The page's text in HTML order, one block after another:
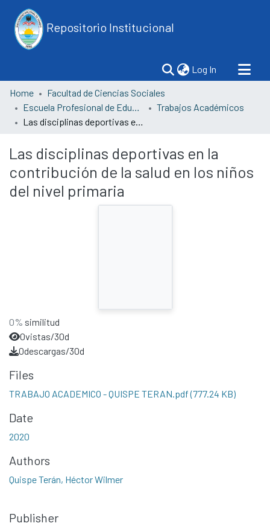
Repositorio Institucional
Log In (current)
Home
Facultad de Ciencias Sociales
Escuela Profesional de Educación
Trabajos Académicos
Las disciplinas deportivas en la contribución de la salud en los niños del nivel primaria
Las disciplinas deportivas en la
contribución de la salud en los niños
del nivel primaria
0% similitud
0vistas/30d
0descargas/30d
Files
TRABAJO ACADEMICO - QUISPE TERAN.pdf(777.24 KB)
Date
2020
Authors
Quispe Terán, Héctor Wilmer
Publisher